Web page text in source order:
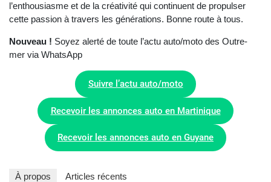
l’enthousiasme et de la créativité qui continuent de propulser
cette passion à travers les générations. Bonne route à tous.
Nouveau ! Soyez alerté de toute l’actu auto/moto des Outre-
mer via WhatsApp
Suivre l’actu auto/moto
Recevoir les annonces auto en Martinique
Recevoir les annonces auto en Guyane
À propos Articles récents